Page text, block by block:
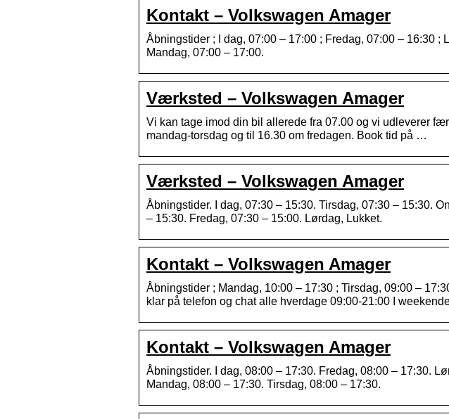
Kontakt – Volkswagen Amager
Åbningstider ; I dag, 07:00 – 17:00 ; Fredag, 07:00 – 16:30 ;
Mandag, 07:00 – 17:00.
Værksted – Volkswagen Amager
Vi kan tage imod din bil allerede fra 07.00 og vi udleverer
mandag-torsdag og til 16.30 om fredagen. Book tid på …
Værksted – Volkswagen Amager
Åbningstider. I dag, 07:30 – 15:30. Tirsdag, 07:30 – 15:30.
– 15:30. Fredag, 07:30 – 15:00. Lørdag, Lukket.
Kontakt – Volkswagen Amager
Åbningstider ; Mandag, 10:00 – 17:30 ; Tirsdag, 09:00 –
klar på telefon og chat alle hverdage 09:00-21:00 I
Kontakt – Volkswagen Amager
Åbningstider. I dag, 08:00 – 17:30. Fredag, 08:00 – 17:30.
Mandag, 08:00 – 17:30. Tirsdag, 08:00 – 17:30.